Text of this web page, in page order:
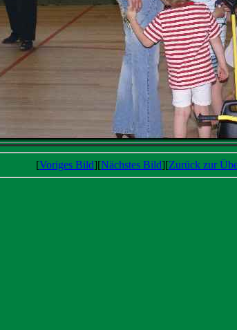
[Voriges Bild][Nächstes Bild][Zurück zur